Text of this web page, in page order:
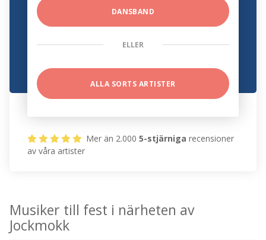
DANSBAND
ELLER
ALLA SORTS ARTISTER
Mer än 2.0005-stjärniga recensioner
av våra artister
Musiker till fest i närheten av
Jockmokk